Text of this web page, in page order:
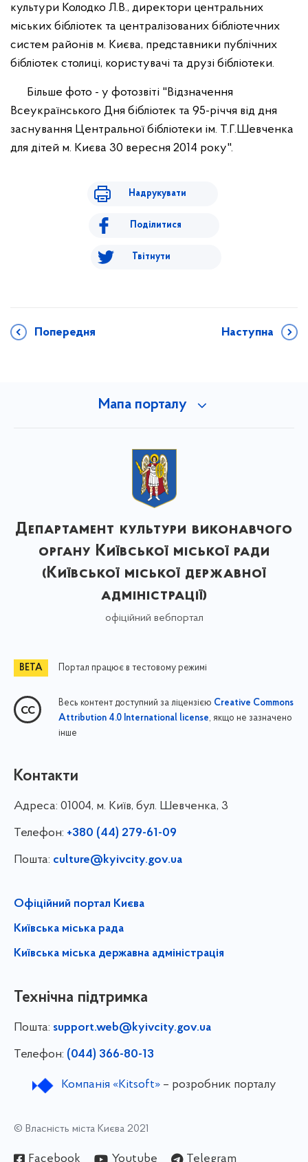
культури Колодко Л.В., директори центральних
міських бібліотек та централізованих бібліотечних
систем районів м. Києва, представники публічних
бібліотек столиці, користувачі та друзі бібліотеки.
Більше фото - у фотозвіті "Відзначення
Всеукраїнського Дня бібліотек та 95-річчя від дня
заснування Центральної бібліотеки ім. Т.Г.Шевченка
для дітей м. Києва 30 вересня 2014 року".
Надрукувати
Поділитися
Твітнути
Попередня Наступна
Мапа порталу
Департамент культури виконавчого
органу Київської міської ради
(Київської міської державної
адміністрації)
офіційний вебпортал
Портал працює в тестовому режимі
Весь контент доступний за ліцензією Creative Commons
Attribution 4.0 International license, якщо не зазначено
інше
Контакти
Адреса: 01004, м. Київ, бул. Шевченка, 3
Телефон: +380 (44) 279-61-09
Пошта: culture@kyivcity.gov.ua
Офіційний портал Києва
Київська міська рада
Київська міська державна адміністрація
Технічна підтримка
Пошта: support.web@kyivcity.gov.ua
Телефон: (044) 366-80-13
Компанія «Kitsoft»– розробник порталу
© Власність міста Києва 2021
Facebook Youtube Telegram